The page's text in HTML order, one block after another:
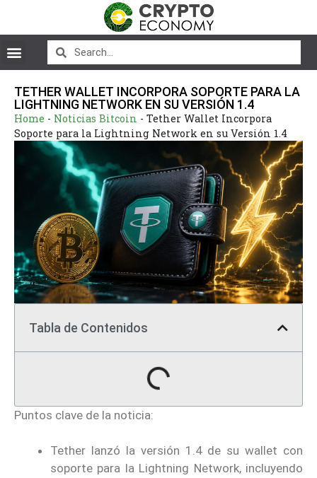
TETHER WALLET INCORPORA SOPORTE PARA LA
LIGHTNING NETWORK EN SU VERSIÓN 1.4
Home - Noticias Bitcoin - Tether Wallet Incorpora
Soporte para la Lightning Network en su Versión 1.4
Tabla de Contenidos
Puntos clave de la noticia:
Tether lanzó la versión 1.4 de su wallet con
soporte para la Lightning Network, incluyendo